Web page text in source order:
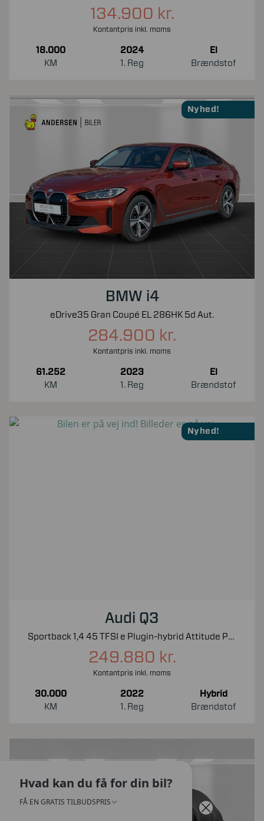
134.900 kr.
Kontantpris inkl. moms
18.000
KM
2024
1. Reg
El
Brændstof
Nyhed!
BMW i4
eDrive35 Gran Coupé EL 286HK 5d Aut.
284.900 kr.
Kontantpris inkl. moms
61.252
KM
2023
1. Reg
El
Brændstof
Nyhed!
Audi Q3
Sportback 1,4 45 TFSI e Plugin-hybrid Attitude Plus S Tronic 245HK 5d 6g Aut.
249.880 kr.
Kontantpris inkl. moms
30.000
KM
2022
1. Reg
Hybrid
Brændstof
Hvad kan du få for din bil?
FÅ EN GRATIS TILBUDSPRIS